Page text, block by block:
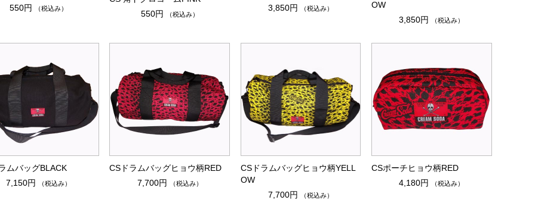
550円 （税込み）
550円
（税込み）
3,850円 （税込み）
OW
3,850円
（税込み）
ムバッグBLACK
7,150円
（税込み）
CSドラムバッグヒョウ柄RED
7,700円
（税込み）
CSドラムバッグヒョウ柄YELL
OW
7,700円
（税込み）
CSポーチヒョウ柄RED
4,180円
（税込み）